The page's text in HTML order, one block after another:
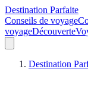
Destination Parfaite
Conseils de voyage
voyageDécouverte
Destination